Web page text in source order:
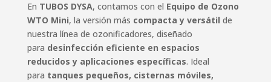
En TUBOS DYSA, contamos con el Equipo de Ozono
WTO Mini, la versión más compacta y versátil de
nuestra línea de ozonificadores, diseñado
para desinfección eficiente en espacios
reducidos y aplicaciones específicas. Ideal
para tanques pequeños, cisternas móviles,